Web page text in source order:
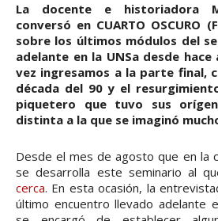
La docente e historiadora
conversó en CUARTO OSCURO
sobre los últimos módulos del
adelante en la UNSa desde hace
vez ingresamos a la parte final,
década del 90 y el
piquetero que tuvo sus
distinta a la que se imaginó
Desde el mes de agosto que en la
se desarrolla este seminario al
cerca. En esta ocasión, la
último encuentro llevado adelante